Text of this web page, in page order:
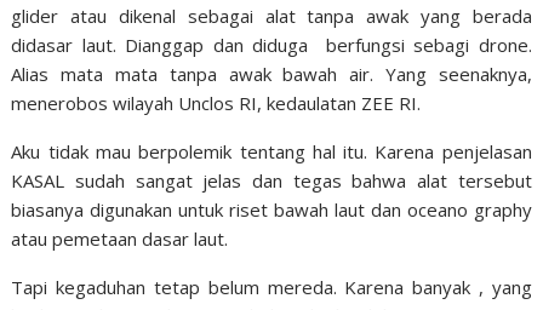
glider atau dikenal sebagai alat tanpa awak yang berada
didasar laut. Dianggap dan diduga berfungsi sebagi drone.
Alias mata mata tanpa awak bawah air. Yang seenaknya,
menerobos wilayah Unclos RI, kedaulatan ZEE RI.
Aku tidak mau berpolemik tentang hal itu. Karena penjelasan
KASAL sudah sangat jelas dan tegas bahwa alat tersebut
biasanya digunakan untuk riset bawah laut dan oceano graphy
atau pemetaan dasar laut.
Tapi kegaduhan tetap belum mereda. Karena banyak , yang